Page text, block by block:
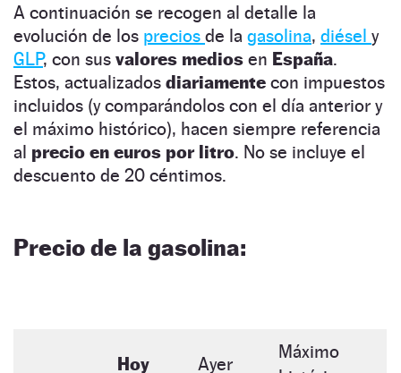
A continuación se recogen al detalle la
evolución de los precios de la gasolina, diésel y
GLP, con sus valores medios en España.
Estos, actualizados diariamente con impuestos
incluidos (y comparándolos con el día anterior y
el máximo histórico), hacen siempre referencia
al precio en euros por litro. No se incluye el
descuento de 20 céntimos.
Precio de la gasolina:
Hoy Ayer
Máximo